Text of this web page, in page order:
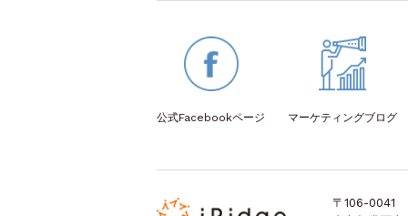
公式Facebookページ マーケティングブログ
〒106-0041